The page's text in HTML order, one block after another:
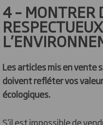
4 – MONTRER
Les articles mis en vente
doivent refléter vos
écologiques.
S’il est impossible de